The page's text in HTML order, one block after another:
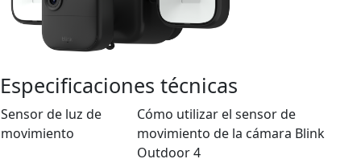
Especificaciones técnicas
Sensor de luz de
movimiento
Cómo utilizar el sensor de
movimiento de la cámara Blink
Outdoor 4